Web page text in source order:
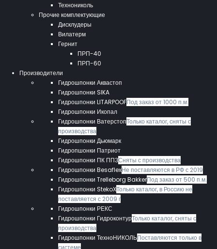
Технониколь
Прочие комплектующие
Дисклудеры
Вилатерм
Гернит
ПРП-40
ПРП-60
Производители
Гидрошпонки Аквастоп
Гидрошпонки SIKA
Гидрошпонки LITARPOOFПод заказ от 1000 п.м.
Гидрошпонки Икопал
Гидрошпонки ВатерстопТолько каталог, сняты с
производства
Гидрошпонки Дьюмарк
Гидропшонки Патриот
Гидрошпонки ПК ППЗСняты с производства
Гидрошпонки BesaflexНе поставляются в РФ с 2019
Гидрошпонки Trelleborg BakkerПод заказ от 500 п.м.
Гидрошпонки StekoXТолько каталог, в Россию не
поставляется с 2009 г
Гидрошпонки РЕКС
Гидрошпонки ГидроконтурТолько каталог, сняты с
производства
Гидрошпонки ТехноНИКОЛЬПоставляются только в
системе